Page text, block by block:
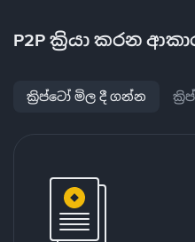
P2P ක්‍රියා කරන
ක්‍රිප්ටෝ මිල දී ගන්න